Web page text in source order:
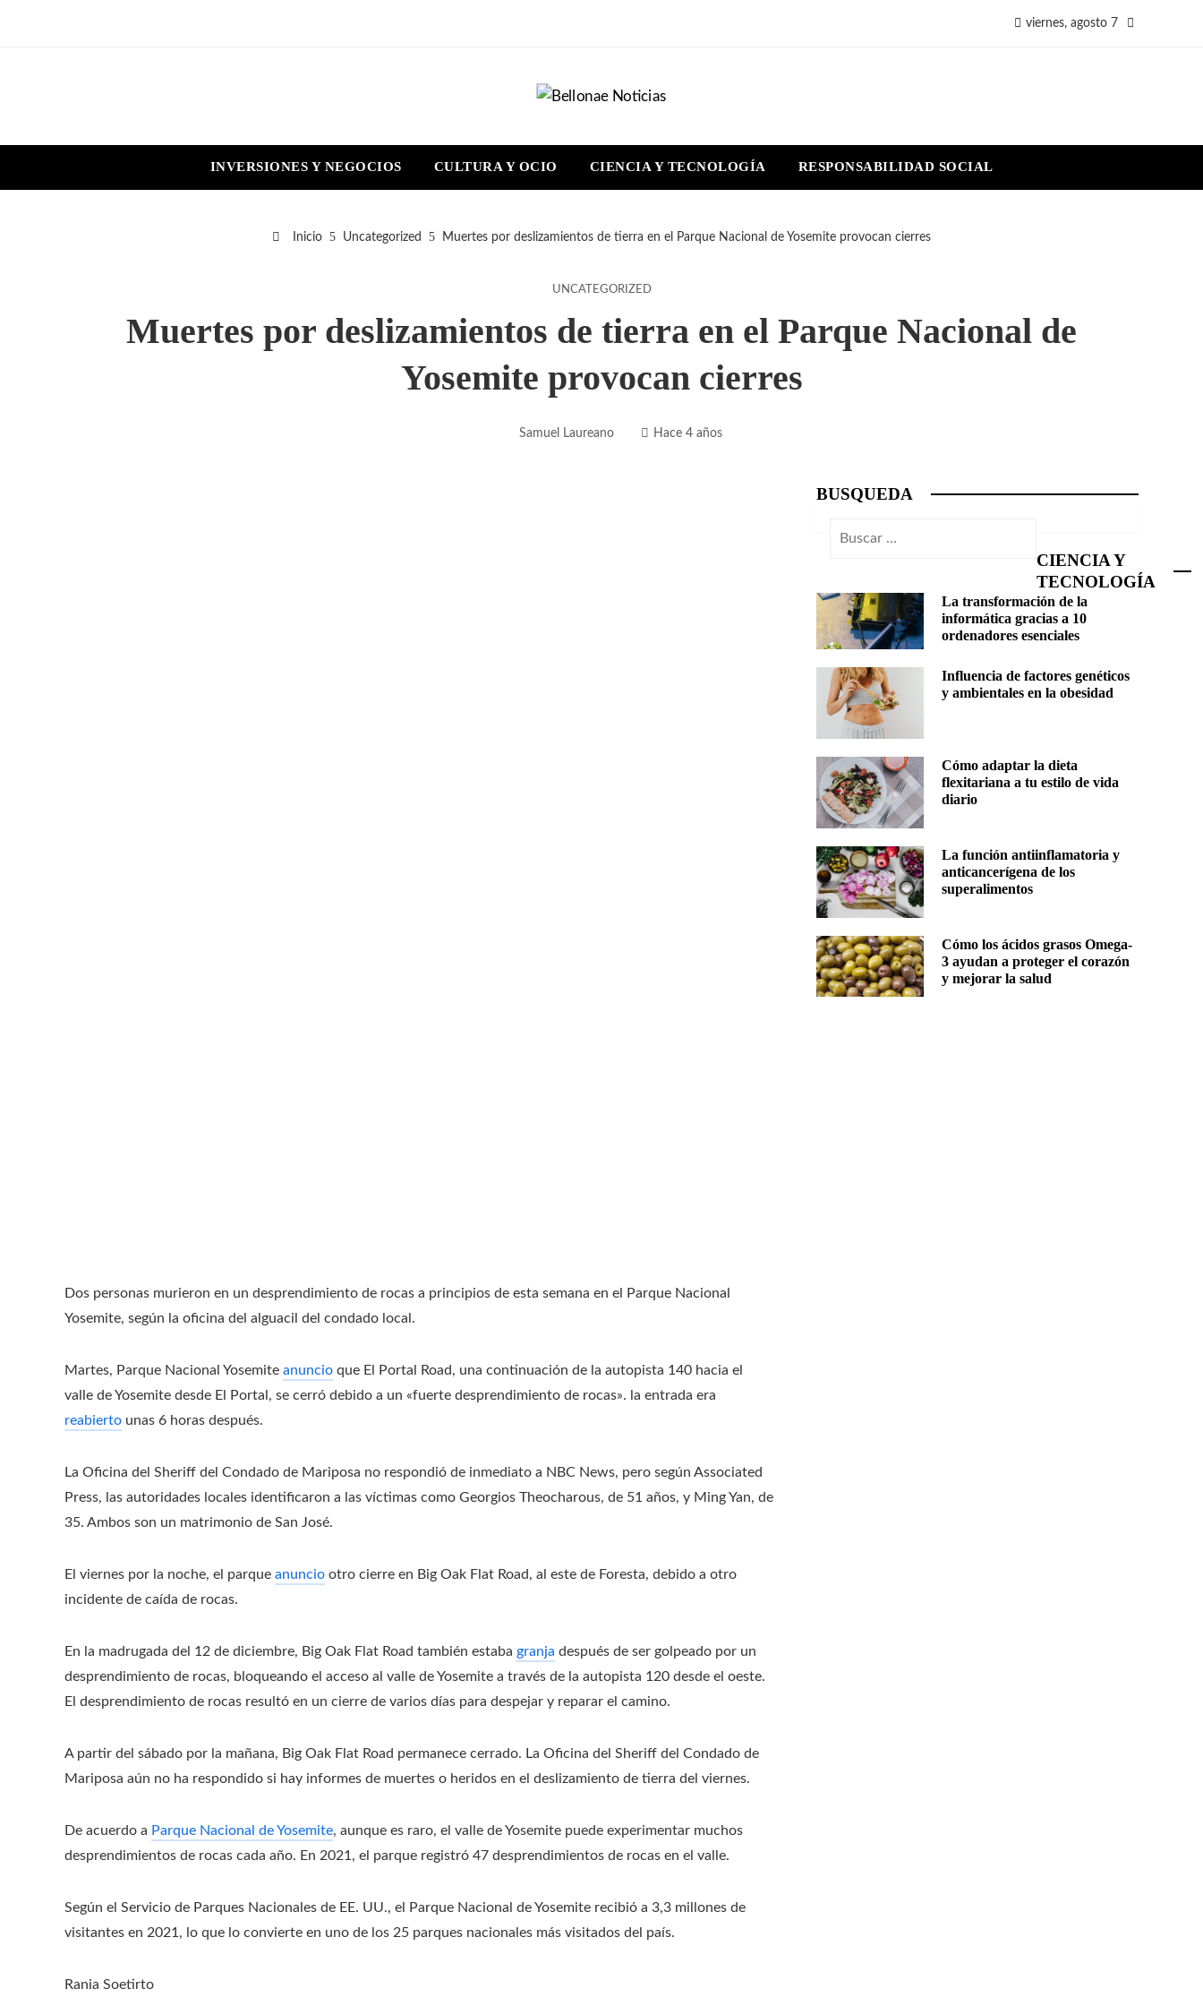
viernes, agosto 7
INVERSIONES Y NEGOCIOS CULTURA Y OCIO CIENCIA Y TECNOLOGÍA RESPONSABILIDAD SOCIAL
Inicio Uncategorized Muertes por deslizamientos de tierra en el Parque Nacional de Yosemite provocan cierres
UNCATEGORIZED
Muertes por deslizamientos de tierra en el Parque Nacional de
Yosemite provocan cierres
Samuel Laureano Hace 4 años
Dos personas murieron en un desprendimiento de rocas a principios de esta semana en el Parque Nacional
Yosemite, según la oficina del alguacil del condado local.
Martes, Parque Nacional Yosemite anuncio que El Portal Road, una continuación de la autopista 140 hacia el
valle de Yosemite desde El Portal, se cerró debido a un «fuerte desprendimiento de rocas». la entrada era
reabierto unas 6 horas después.
La Oficina del Sheriff del Condado de Mariposa no respondió de inmediato a NBC News, pero según Associated
Press, las autoridades locales identificaron a las víctimas como Georgios Theocharous, de 51 años, y Ming Yan, de
35. Ambos son un matrimonio de San José.
El viernes por la noche, el parque anuncio otro cierre en Big Oak Flat Road, al este de Foresta, debido a otro
incidente de caída de rocas.
En la madrugada del 12 de diciembre, Big Oak Flat Road también estaba granja después de ser golpeado por un
desprendimiento de rocas, bloqueando el acceso al valle de Yosemite a través de la autopista 120 desde el oeste.
El desprendimiento de rocas resultó en un cierre de varios días para despejar y reparar el camino.
A partir del sábado por la mañana, Big Oak Flat Road permanece cerrado. La Oficina del Sheriff del Condado de
Mariposa aún no ha respondido si hay informes de muertes o heridos en el deslizamiento de tierra del viernes.
De acuerdo a Parque Nacional de Yosemite, aunque es raro, el valle de Yosemite puede experimentar muchos
desprendimientos de rocas cada año. En 2021, el parque registró 47 desprendimientos de rocas en el valle.
Según el Servicio de Parques Nacionales de EE. UU., el Parque Nacional de Yosemite recibió a 3,3 millones de
visitantes en 2021, lo que lo convierte en uno de los 25 parques nacionales más visitados del país.
Rania Soetirto
BUSQUEDA
Buscar:
CIENCIA Y
TECNOLOGÍA
La transformación de la
informática gracias a 10
ordenadores esenciales
Influencia de factores genéticos
y ambientales en la obesidad
Cómo adaptar la dieta
flexitariana a tu estilo de vida
diario
La función antiinflamatoria y
anticancerígena de los
superalimentos
Cómo los ácidos grasos Omega-
3 ayudan a proteger el corazón
y mejorar la salud